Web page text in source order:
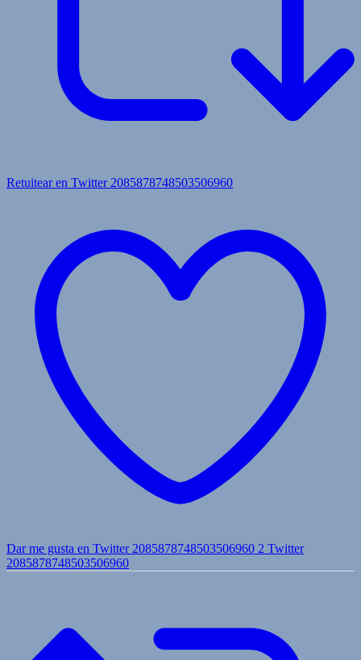
Retuitear en Twitter 2085878748503506960
Dar me gusta en Twitter 2085878748503506960 2 Twitter
2085878748503506960